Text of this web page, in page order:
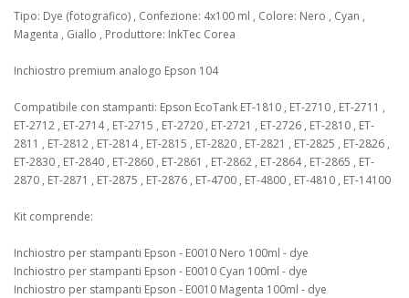
Tipo: Dye (fotografico) , Confezione: 4x100 ml , Colore: Nero , Cyan ,
Magenta , Giallo , Produttore: InkTec Corea
Inchiostro premium analogo Epson 104
Compatibile con stampanti: Epson EcoTank ​ET-1810 , ET-2710 , ET-2711 ,
ET-2712 , ET-2714 , ET-2715 , ET-2720 , ET-2721 , ET-2726 , ET-2810 , ET-
2811 , ET-2812 , ET-2814 , ET-2815 , ET-2820 , ET-2821 , ET-2825 , ET-2826 ,
ET-2830 , ET-2840 , ET-2860 , ET-2861 , ET-2862 , ET-2864 , ET-2865 , ET-
2870 , ET-2871 , ET-2875 , ET-2876 , ET-4700 , ET-4800 , ET-4810 , ET-14100
Kit comprende:
Inchiostro per stampanti Epson - E0010 Nero 100ml - dye
Inchiostro per stampanti Epson - E0010 Cyan 100ml - dye
Inchiostro per stampanti Epson - E0010 Magenta 100ml - dye